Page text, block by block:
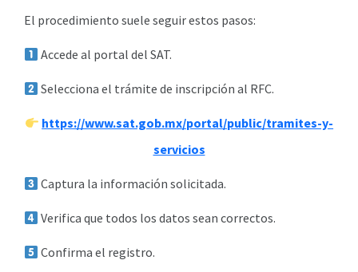
El procedimiento suele seguir estos pasos:
Accede al portal del SAT.
Selecciona el trámite de inscripción al RFC.
https://www.sat.gob.mx/portal/public/tramites-y-
servicios
Captura la información solicitada.
Verifica que todos los datos sean correctos.
Confirma el registro.